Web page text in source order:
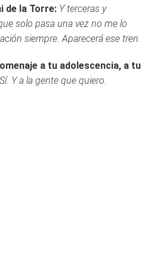
de la Torre: Y terceras y
solo pasa una vez no me lo
siempre. Aparecerá ese tren.
a tu adolescencia, a tu
Sí. Y a la gente que quiero.